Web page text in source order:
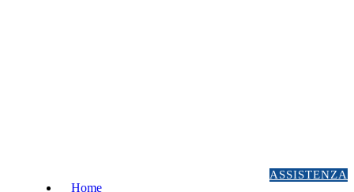
ASSISTENZA
Home